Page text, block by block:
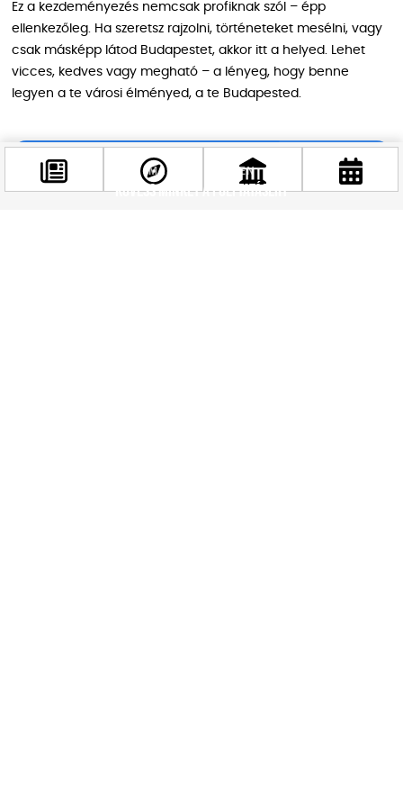
Ez a kezdeményezés nemcsak profiknak szól – épp
ellenkezőleg. Ha szeretsz rajzolni, történeteket mesélni, vagy
csak másképp látod Budapestet, akkor itt a helyed. Lehet
vicces, kedves vagy megható – a lényeg, hogy benne
legyen a te városi élményed, a te Budapested.
MARADJ KÉPBEN
Kövess minket a folytatásért